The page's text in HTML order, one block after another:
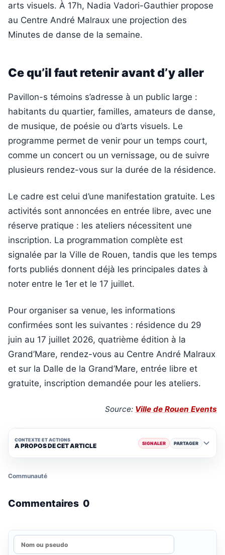
arts visuels. À 17h, Nadia Vadori-Gauthier propose
au Centre André Malraux une projection des
Minutes de danse de la semaine.
Ce qu’il faut retenir avant d’y aller
Pavillon-s témoins s’adresse à un public large :
habitants du quartier, familles, amateurs de danse,
de musique, de poésie ou d’arts visuels. Le
programme permet de venir pour un temps court,
comme un concert ou un vernissage, ou de suivre
plusieurs rendez-vous sur la durée de la résidence.
Le cadre est celui d’une manifestation gratuite. Les
activités sont annoncées en entrée libre, avec une
réserve pratique : les ateliers nécessitent une
inscription. La programmation complète est
signalée par la Ville de Rouen, tandis que les temps
forts publiés donnent déjà les principales dates à
noter entre le 1er et le 17 juillet.
Pour organiser sa venue, les informations
confirmées sont les suivantes : résidence du 29
juin au 17 juillet 2026, quatrième édition à la
Grand’Mare, rendez-vous au Centre André Malraux
et sur la Dalle de la Grand’Mare, entrée libre et
gratuite, inscription demandée pour les ateliers.
Source: Ville de Rouen Events
CONTEXTE ET ACTIONS
A PROPOS DE CET ARTICLE SIGNALER PARTAGER
Communauté
Commentaires 0